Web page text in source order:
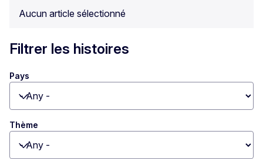
Aucun article sélectionné
Filtrer les histoires
Pays
Toggle dropdown
Thème
Toggle dropdown